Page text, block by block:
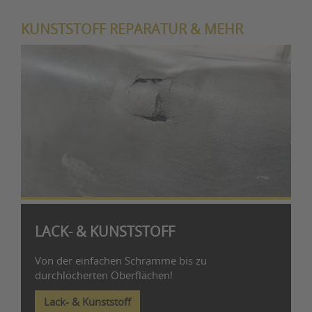
KUNSTSTOFF REPARATUR & MEHR
LACK- & KUNSTSTOFF
Von der einfachen Schramme bis zu
durchlöcherten Oberflächen!
Lack- & Kunststoff